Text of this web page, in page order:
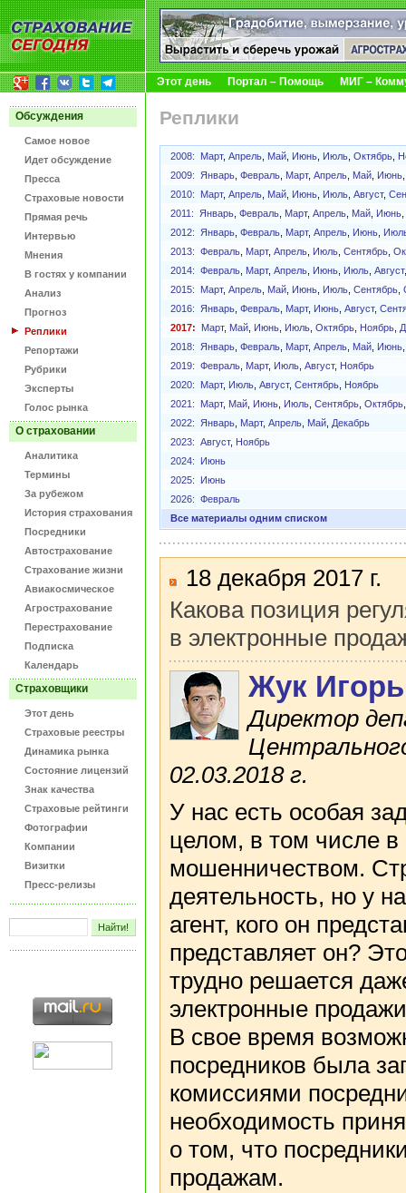
Этот день Портал – Помощь МИГ –
Обсуждения
Самое новое
Идет обсуждение
Пресса
Страховые новости
Прямая речь
Интервью
Мнения
В гостях у компании
Анализ
Прогноз
Реплики
Репортажи
Рубрики
Эксперты
Голос рынка
О страховании
Аналитика
Термины
За рубежом
История страхования
Посредники
Автострахование
Страхование жизни
Авиакосмическое
Агрострахование
Перестрахование
Подписка
Календарь
Страховщики
Этот день
Страховые реестры
Динамика рынка
Состояние лицензий
Знак качества
Страховые рейтинги
Фотографии
Компании
Визитки
Пресс-релизы
Реплики
2008: Март, Апрель Май Июнь Июль Октябрь
2009:
Январь Февраль Март, Апрель Май Июнь
2010:
Март, Апрель Май Июнь Июль Август,
2011:
Январь Февраль Март, Апрель Май Июнь
2012:
Январь Февраль Март, Апрель Июнь
2013: Февраль Март, Апрель Июль Сентябрь
2014: Февраль Март, Апрель Июнь Июль Август
2015:
Март, Апрель Май Июнь Июль Сентябрь
2016:
Январь Февраль Март, Июнь Август,
2017:
Март, Май Июнь Июль Октябрь Ноябрь
2018:
Январь Февраль Март, Апрель Май Июнь
2019: Февраль Март, Июль Август, Ноябрь
2020:
Март, Июль Август, Сентябрь
Ноябрь
2021:
Март, Май Июнь Июль Сентябрь Октябрь
2022:
Январь Март, Апрель Май Декабрь
2023: Август, Ноябрь
2024:
Июнь
2025:
Июнь
2026: Февраль
Все материалы одним списком
18 декабря 2017 г.
Какова позиция
в электронные
Жук
Директор
02.03.2018 г.
У нас есть особая
целом, в том числе
мошенничеством.
деятельность, но у
агент, кого он
представляет он?
трудно решается
электронные
В свое время
посредников была
комиссиями
необходимость
о том, что
продажам.